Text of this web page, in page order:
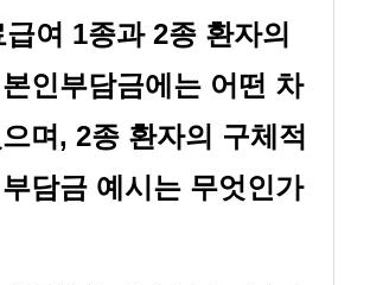
급여 1종과 2종 환자의
인부담금에는 어떤 차
며, 2종 환자의 구체적
담금 예시는 무엇인가